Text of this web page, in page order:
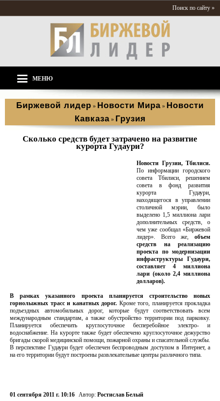
Поиск по сайту »
МЕНЮ
Биржевой лидер » Новости Мира » Новости
Кавказа » Грузия
Сколько средств будет затрачено на развитие
курорта Гудаури?
Новости Грузии, Тбилиси.
По информации городского
совета Тбилиси, решением
совета в фонд развития
курорта Гудаури,
находящегося в управлении
столичной мэрии, было
выделено 1,5 миллиона лари
дополнительных средств, о
чем уже сообщал «Биржевой
лидер». Всего же, объем
средств на реализацию
проекта по модернизации
инфраструктуры Гудаури,
составляет 4 миллиона
лари (около 2,4 миллиона
долларов).
В рамках указанного проекта планируется строительство новых
горнолыжных трасс и канатных дорог. Кроме того, планируется прокладка
подъездных автомобильных дорог, которые будут соответствовать всем
международным стандартам, а также обустройство территории под парковку.
Планируется обеспечить круглосуточное бесперебойное электро- и
водоснабжение. На курорте также будет обеспечено круглосуточное дежурство
бригады скорой медицинской помощи, пожарной охраны и спасательной службы.
В перспективе Гудаури будет обеспечен беспроводным доступом в Интернет, а
на его территории будут построены развлекательные центры различного типа.
01 сентября 2011 г. 10:16 Автор: Ростислав Белый